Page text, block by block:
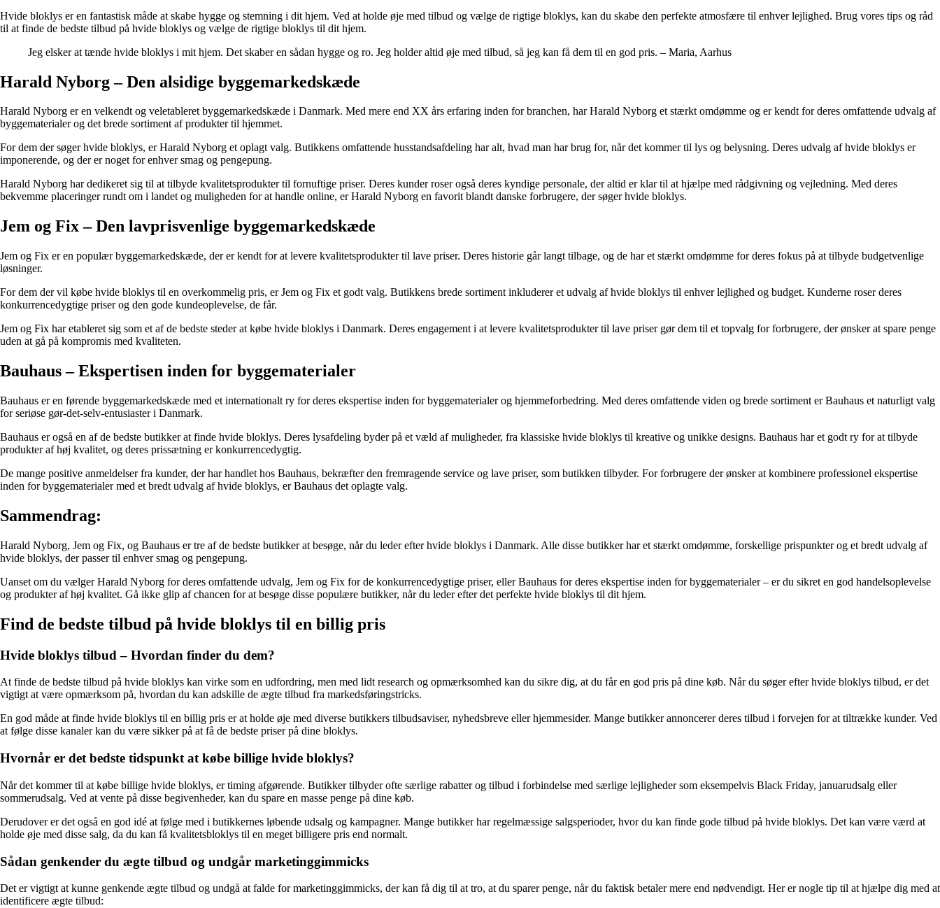
Hvide bloklys er en fantastisk måde at skabe hygge og stemning i dit hjem. Ved at holde øje med tilbud og vælge de rigtige bloklys, kan du skabe den perfekte atmosfære til enhver lejlighed. Brug vores tips og råd
til at finde de bedste tilbud på hvide bloklys og vælge de rigtige bloklys til dit hjem.
Jeg elsker at tænde hvide bloklys i mit hjem. Det skaber en sådan hygge og ro. Jeg holder altid øje med tilbud, så jeg kan få dem til en god pris. – Maria, Aarhus
Harald Nyborg – Den alsidige byggemarkedskæde
Harald Nyborg er en velkendt og veletableret byggemarkedskæde i Danmark. Med mere end XX års erfaring inden for branchen, har Harald Nyborg et stærkt omdømme og er kendt for deres omfattende udvalg af
byggematerialer og det brede sortiment af produkter til hjemmet.
For dem der søger hvide bloklys, er Harald Nyborg et oplagt valg. Butikkens omfattende husstandsafdeling har alt, hvad man har brug for, når det kommer til lys og belysning. Deres udvalg af hvide bloklys er
imponerende, og der er noget for enhver smag og pengepung.
Harald Nyborg har dedikeret sig til at tilbyde kvalitetsprodukter til fornuftige priser. Deres kunder roser også deres kyndige personale, der altid er klar til at hjælpe med rådgivning og vejledning. Med deres
bekvemme placeringer rundt om i landet og muligheden for at handle online, er Harald Nyborg en favorit blandt danske forbrugere, der søger hvide bloklys.
Jem og Fix – Den lavprisvenlige byggemarkedskæde
Jem og Fix er en populær byggemarkedskæde, der er kendt for at levere kvalitetsprodukter til lave priser. Deres historie går langt tilbage, og de har et stærkt omdømme for deres fokus på at tilbyde budgetvenlige
løsninger.
For dem der vil købe hvide bloklys til en overkommelig pris, er Jem og Fix et godt valg. Butikkens brede sortiment inkluderer et udvalg af hvide bloklys til enhver lejlighed og budget. Kunderne roser deres
konkurrencedygtige priser og den gode kundeoplevelse, de får.
Jem og Fix har etableret sig som et af de bedste steder at købe hvide bloklys i Danmark. Deres engagement i at levere kvalitetsprodukter til lave priser gør dem til et topvalg for forbrugere, der ønsker at spare penge
uden at gå på kompromis med kvaliteten.
Bauhaus – Ekspertisen inden for byggematerialer
Bauhaus er en førende byggemarkedskæde med et internationalt ry for deres ekspertise inden for byggematerialer og hjemmeforbedring. Med deres omfattende viden og brede sortiment er Bauhaus et naturligt valg
for seriøse gør-det-selv-entusiaster i Danmark.
Bauhaus er også en af de bedste butikker at finde hvide bloklys. Deres lysafdeling byder på et væld af muligheder, fra klassiske hvide bloklys til kreative og unikke designs. Bauhaus har et godt ry for at tilbyde
produkter af høj kvalitet, og deres prissætning er konkurrencedygtig.
De mange positive anmeldelser fra kunder, der har handlet hos Bauhaus, bekræfter den fremragende service og lave priser, som butikken tilbyder. For forbrugere der ønsker at kombinere professionel ekspertise
inden for byggematerialer med et bredt udvalg af hvide bloklys, er Bauhaus det oplagte valg.
Sammendrag:
Harald Nyborg, Jem og Fix, og Bauhaus er tre af de bedste butikker at besøge, når du leder efter hvide bloklys i Danmark. Alle disse butikker har et stærkt omdømme, forskellige prispunkter og et bredt udvalg af
hvide bloklys, der passer til enhver smag og pengepung.
Uanset om du vælger Harald Nyborg for deres omfattende udvalg, Jem og Fix for de konkurrencedygtige priser, eller Bauhaus for deres ekspertise inden for byggematerialer – er du sikret en god handelsoplevelse
og produkter af høj kvalitet. Gå ikke glip af chancen for at besøge disse populære butikker, når du leder efter det perfekte hvide bloklys til dit hjem.
Find de bedste tilbud på hvide bloklys til en billig pris
Hvide bloklys tilbud – Hvordan finder du dem?
At finde de bedste tilbud på hvide bloklys kan virke som en udfordring, men med lidt research og opmærksomhed kan du sikre dig, at du får en god pris på dine køb. Når du søger efter hvide bloklys tilbud, er det
vigtigt at være opmærksom på, hvordan du kan adskille de ægte tilbud fra markedsføringstricks.
En god måde at finde hvide bloklys til en billig pris er at holde øje med diverse butikkers tilbudsaviser, nyhedsbreve eller hjemmesider. Mange butikker annoncerer deres tilbud i forvejen for at tiltrække kunder. Ved
at følge disse kanaler kan du være sikker på at få de bedste priser på dine bloklys.
Hvornår er det bedste tidspunkt at købe billige hvide bloklys?
Når det kommer til at købe billige hvide bloklys, er timing afgørende. Butikker tilbyder ofte særlige rabatter og tilbud i forbindelse med særlige lejligheder som eksempelvis Black Friday, januarudsalg eller
sommerudsalg. Ved at vente på disse begivenheder, kan du spare en masse penge på dine køb.
Derudover er det også en god idé at følge med i butikkernes løbende udsalg og kampagner. Mange butikker har regelmæssige salgsperioder, hvor du kan finde gode tilbud på hvide bloklys. Det kan være værd at
holde øje med disse salg, da du kan få kvalitetsbloklys til en meget billigere pris end normalt.
Sådan genkender du ægte tilbud og undgår marketinggimmicks
Det er vigtigt at kunne genkende ægte tilbud og undgå at falde for marketinggimmicks, der kan få dig til at tro, at du sparer penge, når du faktisk betaler mere end nødvendigt. Her er nogle tip til at hjælpe dig med at
identificere ægte tilbud: